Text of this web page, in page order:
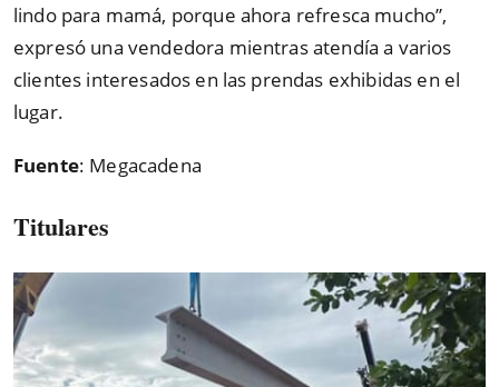
lindo para mamá, porque ahora refresca mucho”,
expresó una vendedora mientras atendía a varios
clientes interesados en las prendas exhibidas en el
lugar.
Fuente: Megacadena
Titulares